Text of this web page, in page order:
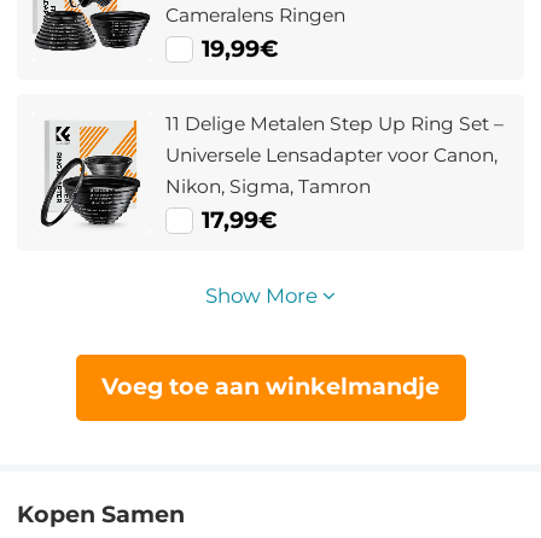
Cameralens Ringen
19,99€
11 Delige Metalen Step Up Ring Set –
Universele Lensadapter voor Canon,
Nikon, Sigma, Tamron
17,99€
Show More
Voeg toe aan winkelmandje
Kopen Samen